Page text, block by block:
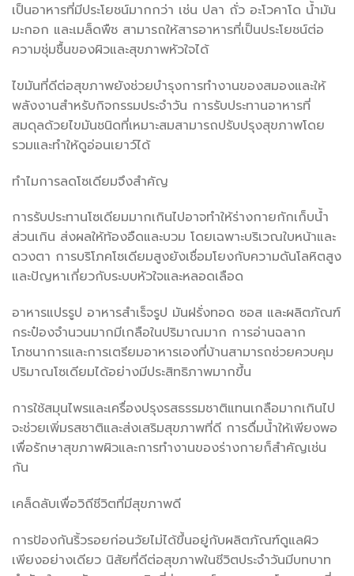
เป็นอาหารที่มีประโยชน์มากกว่า เช่น ปลา ถั่ว อะโวคาโด น้ำมัน
มะกอก และเมล็ดพืช สามารถให้สารอาหารที่เป็นประโยชน์ต่อ
ความชุ่มชื้นของผิวและสุขภาพหัวใจได้
ไขมันที่ดีต่อสุขภาพยังช่วยบำรุงการทำงานของสมองและให้
พลังงานสำหรับกิจกรรมประจำวัน การรับประทานอาหารที่
สมดุลด้วยไขมันชนิดที่เหมาะสมสามารถปรับปรุงสุขภาพโดย
รวมและทำให้ดูอ่อนเยาว์ได้
ทำไมการลดโซเดียมจึงสำคัญ
การรับประทานโซเดียมมากเกินไปอาจทำให้ร่างกายกักเก็บน้ำ
ส่วนเกิน ส่งผลให้ท้องอืดและบวม โดยเฉพาะบริเวณใบหน้าและ
ดวงตา การบริโภคโซเดียมสูงยังเชื่อมโยงกับความดันโลหิตสูง
และปัญหาเกี่ยวกับระบบหัวใจและหลอดเลือด
อาหารแปรรูป อาหารสำเร็จรูป มันฝรั่งทอด ซอส และผลิตภัณฑ์
กระป๋องจำนวนมากมีเกลือในปริมาณมาก การอ่านฉลาก
โภชนาการและการเตรียมอาหารเองที่บ้านสามารถช่วยควบคุม
ปริมาณโซเดียมได้อย่างมีประสิทธิภาพมากขึ้น
การใช้สมุนไพรและเครื่องปรุงรสธรรมชาติแทนเกลือมากเกินไป
จะช่วยเพิ่มรสชาติและส่งเสริมสุขภาพที่ดี การดื่มน้ำให้เพียงพอ
เพื่อรักษาสุขภาพผิวและการทำงานของร่างกายก็สำคัญเช่น
กัน
เคล็ดลับเพื่อวิถีชีวิตที่มีสุขภาพดี
การป้องกันริ้วรอยก่อนวัยไม่ได้ขึ้นอยู่กับผลิตภัณฑ์ดูแลผิว
เพียงอย่างเดียว นิสัยที่ดีต่อสุขภาพในชีวิตประจำวันมีบทบาท